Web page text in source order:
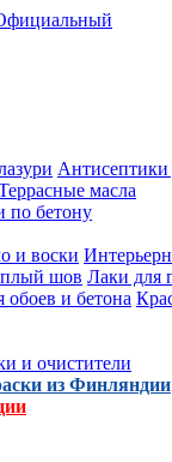
Антисептики
масла
по бетону
и воски
шов Лаки для
обоев и бетона
и очистители
из Финляндии